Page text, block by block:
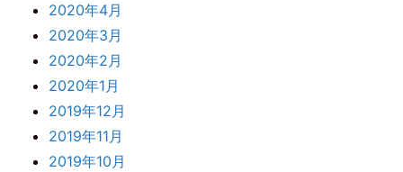
2020年4月
2020年3月
2020年2月
2020年1月
2019年12月
2019年11月
2019年10月